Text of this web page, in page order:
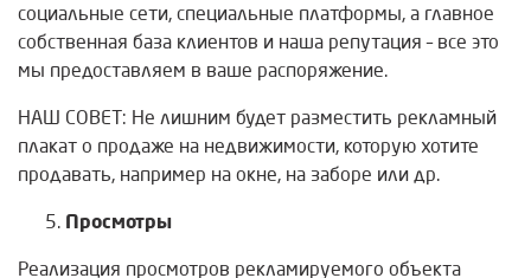
социальные сети, специальные платформы, а главное
собственная база клиентов и наша репутация – все это
мы предоставляем в ваше распоряжение.
НАШ СОВЕТ: Не лишним будет разместить рекламный
плакат о продаже на недвижимости, которую хотите
продавать, например на окне, на заборе или др.
Просмотры
Реализация просмотров рекламируемого объекта